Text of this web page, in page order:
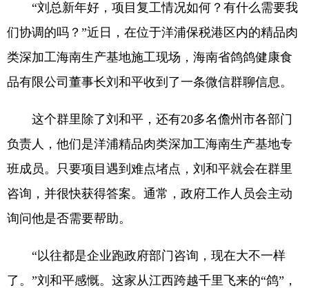
“刘总新年好，项目复工情况如何？有什么需要我
们协调的吗？”近日，在位于洋浦保税港区内的精品肉
类深加工海南生产基地施工现场，海南省鸽鸽健康食
品有限公司董事长刘和平收到了一条微信群聊信息。
这个群里除了刘和平，还有20多名儋州市各部门
负责人，他们是洋浦精品肉类深加工海南生产基地专
班成员。只要项目遇到难点堵点，刘和平就会在群里
咨询，并很快获得答案。通常，政府工作人员会主动
询问他是否需要帮助。
“以往都是企业跑政府部门咨询，现在大不一样
了。”刘和平感慨。这家从江西跨越千里飞来的“鸽”，